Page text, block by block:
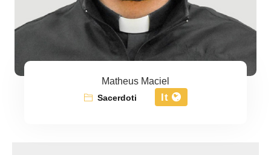
Matheus Maciel
Sacerdoti It